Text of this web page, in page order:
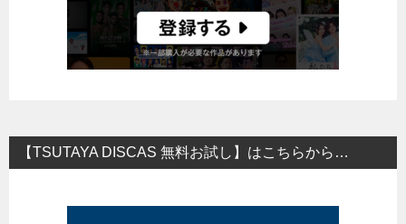
【TSUTAYA DISCAS 無料お試し】はこちらから…